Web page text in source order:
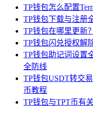
TP钱包怎么配置
TP钱包下载与注册
TP钱包在哪里更新
TP钱包闪兑授权解
TP钱包助记词设置
全防线
TP钱包USDT转交
币教程
TP钱包与TPT币有